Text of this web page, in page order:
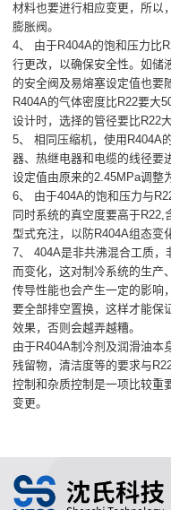
材料也要进行相应变更，所以
膨胀阀。
4、 由于R404A的饱和压力比
行更改，以确保安全性。如储
的安全阀及易熔塞设定值也要
R404A的气体密度比R22要大
设计时，选择的管径要比R22大
5、 相同压缩机，使用R404A
器、热继电器和电缆的线径要
设定值由原来的2.45MPa调整
6、 由于404A的饱和压力与
同时系统的真空度要高于
型式充注，以防R404A组态变
7、 404A是非共沸混合工质
而变化，这对制冷系统的生产
传导性能也会产生一定的影响
要全部排空置换，这样才能保
效果，否则会越弄越糟。
由于R404A制冷剂及润滑油本
残留物，清洁度等的要求与
控制和杂质控制是一项比较重
变更。